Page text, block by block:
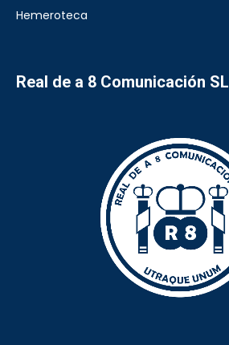
Hemeroteca
Real de a 8 Comunicación SL